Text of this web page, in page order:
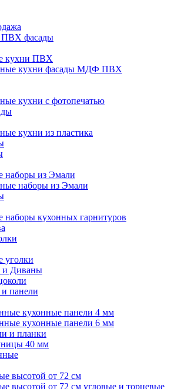
фасады
кухни ПВХ
кухни фасады МДФ ПВХ
кухни с фотопечатью
кухни из пластика
наборы из Эмали
наборы из Эмали
наборы кухонных гарнитуров
уголки
и Диваны
панели
кухонные панели 4 мм
кухонные панели 6 мм
и планки
40 мм
высотой от 72 см
высотой от 72 см угловые и торцевые